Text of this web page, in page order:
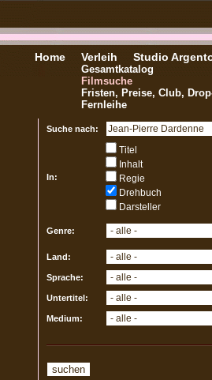
Home Verleih
Gesamtkatalog
Filmsuche
Fristen, Preise, Club,
Fernleihe
Studio
Suche nach:
In:
Titel
Inhalt
Regie
Drehbuch
Darsteller
Genre:
Land:
Sprache:
Untertitel:
Medium: